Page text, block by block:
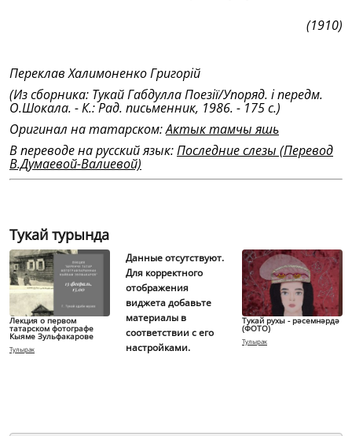
(1910)
Переклав Халимоненко Григорiй
(Из сборника: Тукай Габдулла Поезiï/Упоряд. i передм.
О.Шокала. - К.: Рад. письменник, 1986. - 175 с.)
Оригинал на татарском:Актык тамчы яшь
В переводе на русский язык:Последние слезы (Перевод
В.Думаевой-Валиевой)
Тукай турында
Лекция о первом
татарском фотографе
Кыяме Зульфакарове
Тулырак
Данные отсутствуют.
Для корректного
отображения
виджета добавьте
материалы в
соответствии с его
настройками.
Тукай рухы - рәсемнәрдә
(ФОТО)
Тулырак